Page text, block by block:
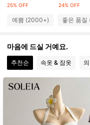
4.78 153K 팔
4.78 153K 팔
4.78
25% OFF 24% OFF
예쁨 (2000+) 좋은 품
마음에 드실 거예요.
추천순 속옷 & 잠옷